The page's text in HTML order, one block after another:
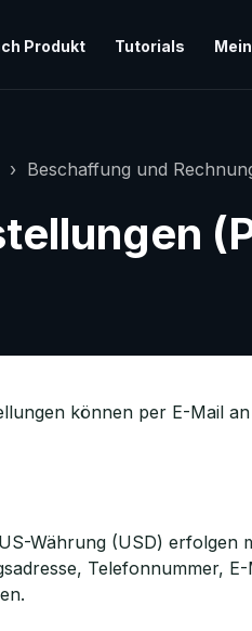
Produkt Tutorials
Beschaffung und
können per E-Mail an
Währung (USD)
Telefonnummer,